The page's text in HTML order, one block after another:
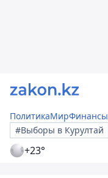
ПолитикаМирФинансы
#Выборы в Курултай
+23°